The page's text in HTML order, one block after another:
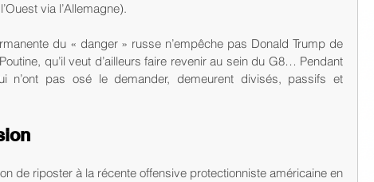
via l’Allemagne).
du « danger » russe n’empêche pas Donald Trump de
qu’il veut d’ailleurs faire revenir au sein du G8… Pendant
n’ont pas osé le demander, demeurent divisés, passifs et